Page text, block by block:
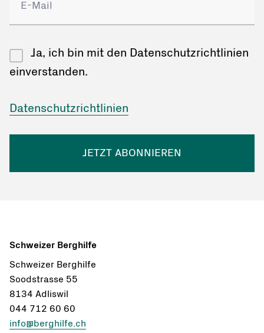
Ja, ich bin mit den Datenschutzrichtlinien
einverstanden.
Datenschutzrichtlinien
JETZT ABONNIEREN
Schweizer Berghilfe
Schweizer Berghilfe
Soodstrasse 55
8134 Adliswil
044 712 60 60
info@berghilfe.ch